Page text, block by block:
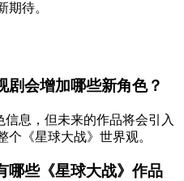
期待。
剧会增加哪些新角色？
息，但未来的作品将会引入
《星球大战》世界观。
哪些《星球大战》作品